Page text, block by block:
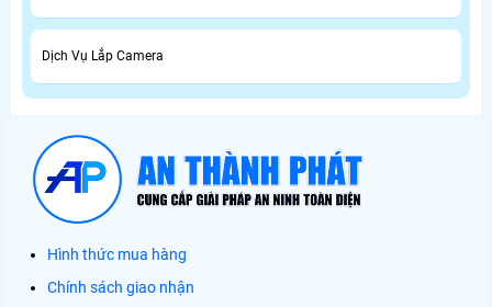
Dịch Vụ Lắp Camera
Hình thức mua hàng
Chính sách giao nhận